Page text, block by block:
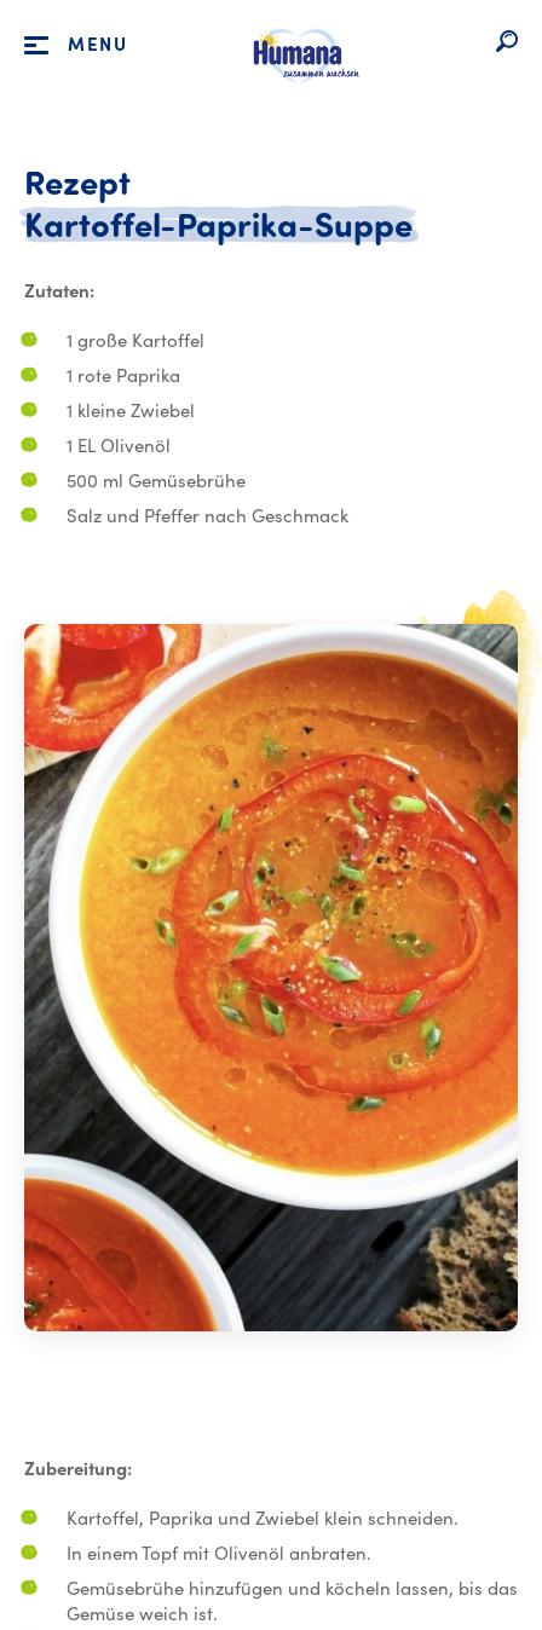
MENU
Rezept
Kartoffel-Paprika-SuppeRezept
Zutaten:
1 große Kartoffel
1 rote Paprika
1 kleine Zwiebel
1 EL Olivenöl
500 ml Gemüsebrühe
Salz und Pfeffer nach Geschmack
Zubereitung:
Kartoffel, Paprika und Zwiebel klein schneiden.
In einem Topf mit Olivenöl anbraten.
Gemüsebrühe hinzufügen und köcheln lassen, bis das
Gemüse weich ist.